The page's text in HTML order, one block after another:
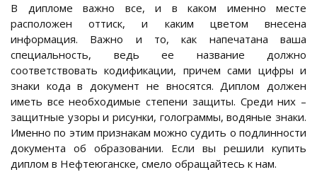
В дипломе важно все, и в каком именно месте
расположен оттиск, и каким цветом внесена
информация. Важно и то, как напечатана ваша
специальность, ведь ее название должно
соответствовать кодификации, причем сами цифры и
знаки кода в документ не вносятся. Диплом должен
иметь все необходимые степени защиты. Среди них –
защитные узоры и рисунки, голограммы, водяные знаки.
Именно по этим признакам можно судить о подлинности
документа об образовании. Если вы решили купить
диплом в Нефтеюганске, смело обращайтесь к нам.